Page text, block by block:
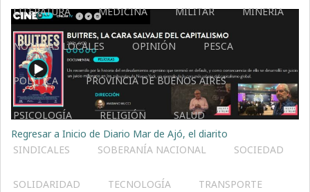
LITERATURA MEDICINA MILITAR MINERIA
NOTICIAS LOCALES OPINIÓN PESCA
POLÍTICA PROVINCIA DE BUENOS AIRES
PSICOLOGÍA RELIGIÓN SALUD
SINDICALES SOBERANÍA NACIONAL SOCIEDAD
SOLIDARIDAD TECNOLOGÍA TRANSPORTE
Regresar a Inicio de Diario Mar de Ajó, el diarito